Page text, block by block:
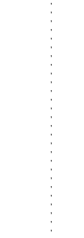
,
,
,
,
,
,
,
,
,
,
,
,
,
,
,
,
,
,
,
,
,
,
,
,
,
,